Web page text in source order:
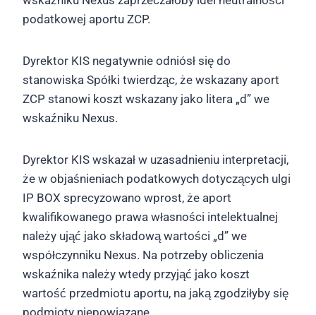
podatkowej aportu ZCP.
Dyrektor KIS negatywnie odniósł się do
stanowiska Spółki twierdząc, że wskazany aport
ZCP stanowi koszt wskazany jako litera „d” we
wskaźniku Nexus.
Dyrektor KIS wskazał w uzasadnieniu interpretacji,
że w objaśnieniach podatkowych dotyczących ulgi
IP BOX sprecyzowano wprost, że aport
kwalifikowanego prawa własności intelektualnej
należy ująć jako składową wartości „d” we
współczynniku Nexus. Na potrzeby obliczenia
wskaźnika należy wtedy przyjąć jako koszt
wartość przedmiotu aportu, na jaką zgodziłyby się